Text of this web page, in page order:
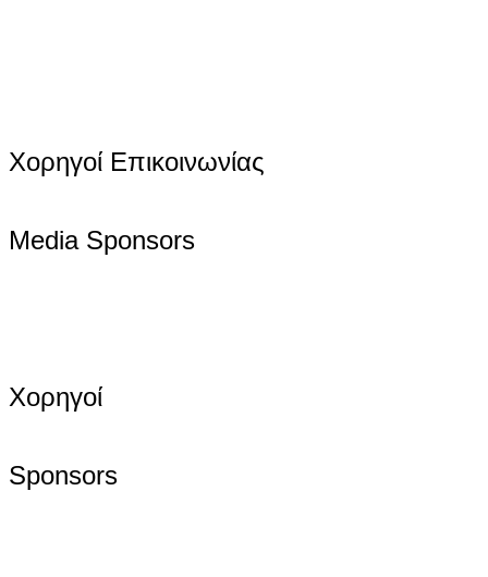
Χορηγοί Επικοινωνίας
Media Sponsors
Χορηγοί
Sponsors